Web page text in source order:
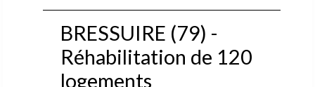
BRESSUIRE (79) -
Réhabilitation de 120
logements